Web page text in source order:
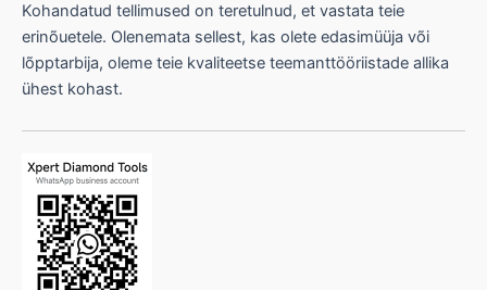
Kohandatud tellimused on teretulnud, et vastata teie
erinõuetele. Olenemata sellest, kas olete edasimüüja või
lõpptarbija, oleme teie kvaliteetse teemanttööriistade allika
ühest kohast.